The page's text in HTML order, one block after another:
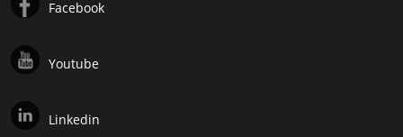
Facebook
Youtube
Linkedin